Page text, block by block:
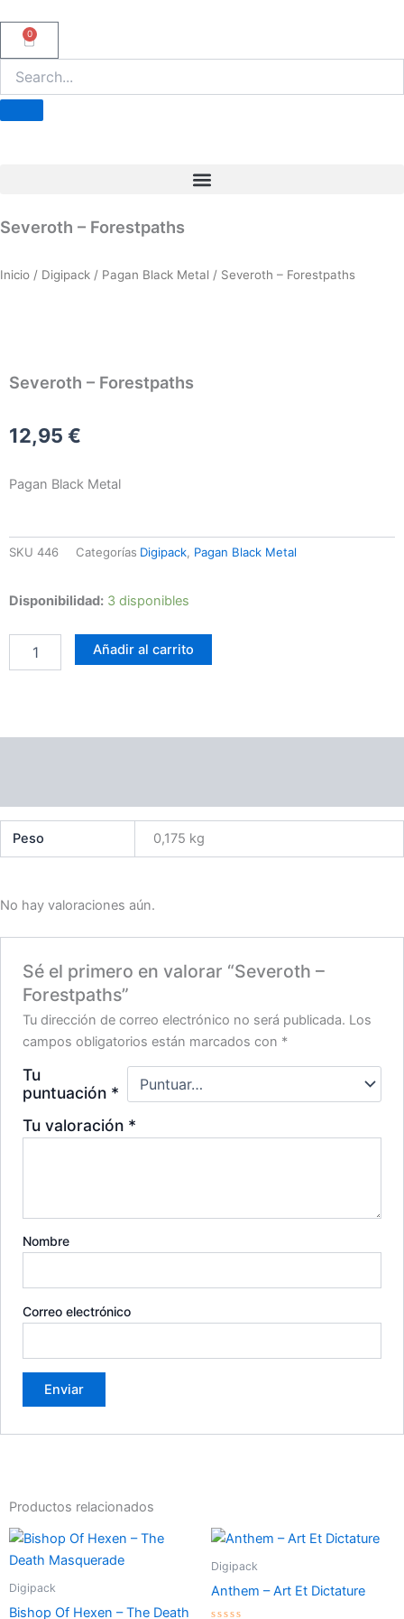
0
Carrito
Severoth – Forestpaths
Inicio / Digipack / Pagan Black Metal / Severoth – Forestpaths
Severoth – Forestpaths
12,95 €
Pagan Black Metal
SKU 446 Categorías Digipack, Pagan Black Metal
Disponibilidad: 3 disponibles
Severoth
Forestpaths
cantidad
Añadir al carrito
Peso 0,175 kg
No hay valoraciones aún.
Sé el primero en valorar “Severoth –
Forestpaths”
Tu dirección de correo electrónico no será publicada. Los
campos obligatorios están marcados con *
Tu
puntuación *
Tu valoración *
Nombre
Correo electrónico
Productos relacionados
Digipack
Bishop Of Hexen – The Death
Digipack
Anthem – Art Et Dictature